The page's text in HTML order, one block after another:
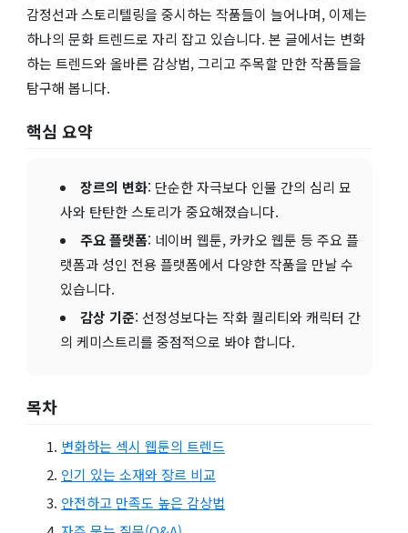
감정선과 스토리텔링을 중시하는 작품들이 늘어나며, 이제는
하나의 문화 트렌드로 자리 잡고 있습니다. 본 글에서는 변화
하는 트렌드와 올바른 감상법, 그리고 주목할 만한 작품들을
탐구해 봅니다.
핵심 요약
장르의 변화: 단순한 자극보다 인물 간의 심리 묘
사와 탄탄한 스토리가 중요해졌습니다.
주요 플랫폼: 네이버 웹툰, 카카오 웹툰 등 주요 플
랫폼과 성인 전용 플랫폼에서 다양한 작품을 만날 수
있습니다.
감상 기준: 선정성보다는 작화 퀄리티와 캐릭터 간
의 케미스트리를 중점적으로 봐야 합니다.
목차
변화하는 섹시 웹툰의 트렌드
인기 있는 소재와 장르 비교
안전하고 만족도 높은 감상법